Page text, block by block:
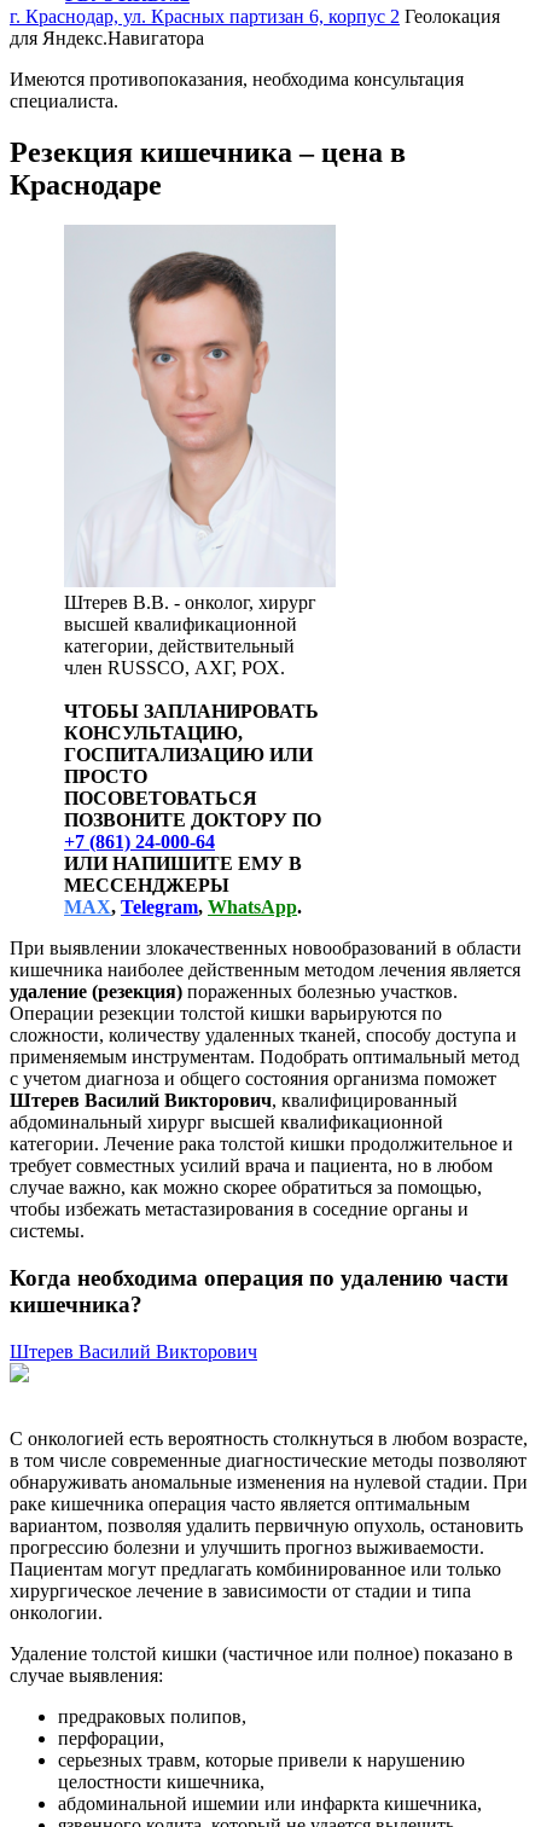
г. Краснодар, ул. Красных партизан 6, корпус 2 Геолокация
для Яндекс.Навигатора
Имеются противопоказания, необходима консультация
специалиста.
Резекция кишечника – цена в
Краснодаре
Штерев В.В. - онколог, хирург
высшей квалификационной
категории, действительный
член RUSSCO, АХГ, РОХ.
ЧТОБЫ ЗАПЛАНИРОВАТЬ
КОНСУЛЬТАЦИЮ,
ГОСПИТАЛИЗАЦИЮ ИЛИ
ПРОСТО
ПОСОВЕТОВАТЬСЯ
ПОЗВОНИТЕ ДОКТОРУ ПО
+7 (861) 24-000-64
ИЛИ НАПИШИТЕ ЕМУ В
МЕССЕНДЖЕРЫ
МАХ, Telegram, WhatsApp.
При выявлении злокачественных новообразований в области
кишечника наиболее действенным методом лечения является
удаление (резекция) пораженных болезнью участков.
Операции резекции толстой кишки варьируются по
сложности, количеству удаленных тканей, способу доступа и
применяемым инструментам. Подобрать оптимальный метод
с учетом диагноза и общего состояния организма поможет
Штерев Василий Викторович, квалифицированный
абдоминальный хирург высшей квалификационной
категории. Лечение рака толстой кишки продолжительное и
требует совместных усилий врача и пациента, но в любом
случае важно, как можно скорее обратиться за помощью,
чтобы избежать метастазирования в соседние органы и
системы.
Когда необходима операция по удалению части
кишечника?
Штерев Василий Викторович
С онкологией есть вероятность столкнуться в любом возрасте,
в том числе современные диагностические методы позволяют
обнаруживать аномальные изменения на нулевой стадии. При
раке кишечника операция часто является оптимальным
вариантом, позволяя удалить первичную опухоль, остановить
прогрессию болезни и улучшить прогноз выживаемости.
Пациентам могут предлагать комбинированное или только
хирургическое лечение в зависимости от стадии и типа
онкологии.
Удаление толстой кишки (частичное или полное) показано в
случае выявления:
предраковых полипов,
перфорации,
серьезных травм, которые привели к нарушению
целостности кишечника,
абдоминальной ишемии или инфаркта кишечника,